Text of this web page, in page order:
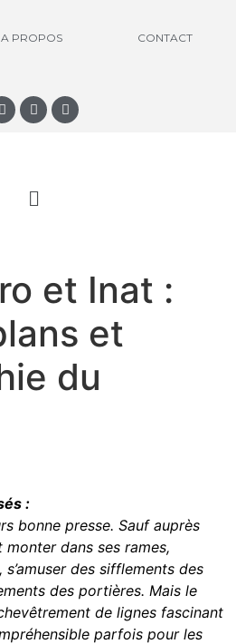
A PROPOS CONTACT
et Inat :
et
du
:
bonne presse. Sauf auprès
dans ses rames,
des sifflements des
des portières. Mais le
de lignes fascinant
parfois pour les